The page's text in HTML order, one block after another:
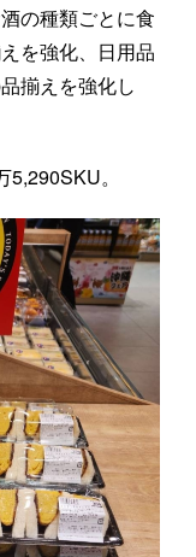
の種類ごとに食
を強化、日用品
揃えを強化し
。